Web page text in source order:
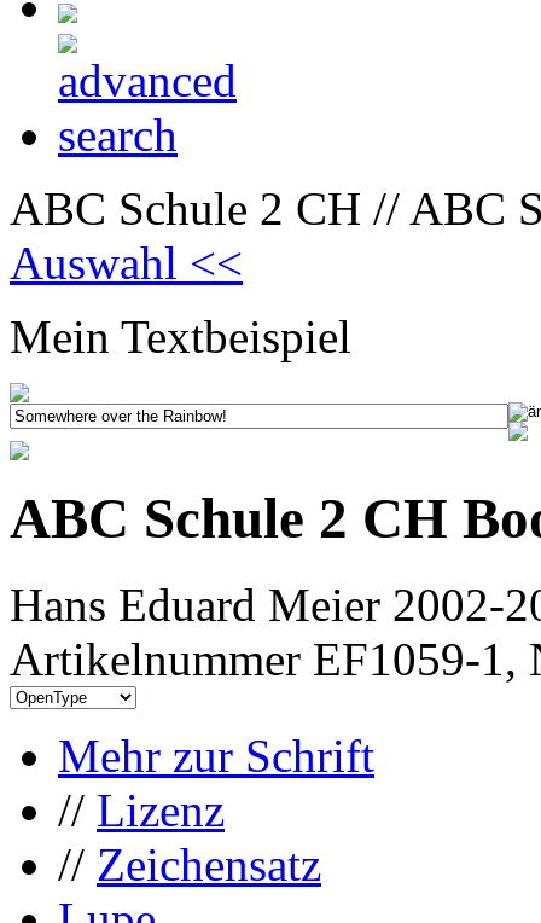
ABC Schule 2 CH // ABC
Auswahl <<
Mein Textbeispiel
ABC Schule 2 CH
Hans Eduard Meier 2002-
Artikelnummer EF1059-1,
Mehr zur Schrift
// Lizenz
// Zeichensatz